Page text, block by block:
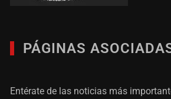
PÁGINAS
Entérate de las noticias más